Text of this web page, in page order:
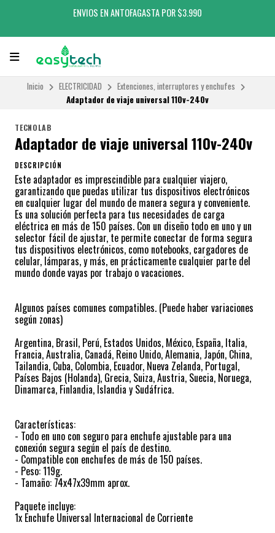
ENVIOS EN ANTOFAGASTA POR $3.990
Inicio ELECTRICIDAD
Extenciones, interruptores y enchufes
Adaptador de viaje universal 110v-240v
TECNOLAB
Adaptador de viaje universal 110v-240v
DESCRIPCIÓN
Este adaptador es imprescindible para cualquier viajero,
garantizando que puedas utilizar tus dispositivos electrónicos
en cualquier lugar del mundo de manera segura y conveniente.
Es una solución perfecta para tus necesidades de carga
eléctrica en más de 150 países. Con un diseño todo en uno y un
selector fácil de ajustar, te permite conectar de forma segura
tus dispositivos electrónicos, como notebooks, cargadores de
celular, lámparas, y más, en prácticamente cualquier parte del
mundo donde vayas por trabajo o vacaciones.
Algunos países comunes compatibles. (Puede haber variaciones
según zonas)
Argentina, Brasil, Perú, Estados Unidos, México, España, Italia,
Francia, Australia, Canadá, Reino Unido, Alemania, Japón, China,
Tailandia, Cuba, Colombia, Ecuador, Nueva Zelanda, Portugal,
Países Bajos (Holanda), Grecia, Suiza, Austria, Suecia, Noruega,
Dinamarca, Finlandia, Islandia y Sudáfrica.
Características:
- Todo en uno con seguro para enchufe ajustable para una
conexión segura según el país de destino.
- Compatible con enchufes de más de 150 países.
- Peso: 119g.
- Tamaño: 74x47x39mm aprox.
Paquete incluye:
1x Enchufe Universal Internacional de Corriente